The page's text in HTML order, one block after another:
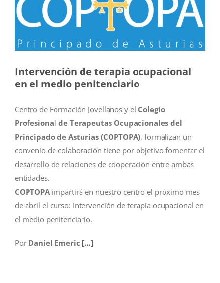
Intervención de terapia ocupacional
en el medio penitenciario
Centro de Formación Jovellanos y el Colegio
Profesional de Terapeutas Ocupacionales del
Principado de Asturias (COPTOPA), formalizan un
convenio de colaboración tiene por objetivo fomentar el
desarrollo de relaciones de cooperación entre ambas
entidades.
COPTOPA impartirá en nuestro centro el próximo mes
de abril el curso: Intervención de terapia ocupacional en
el medio penitenciario.
Por Daniel Emeric […]